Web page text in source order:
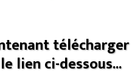
télécharger
lien ci-dessous...